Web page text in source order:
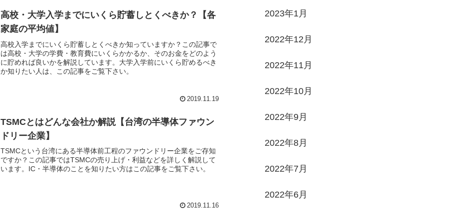
高校・大学入学までにいくら貯蓄しとくべきか？【各
家庭の平均値】
高校入学までにいくら貯蓄しとくべきか知っていますか？この記事で
は高校・大学の学費・教育費にいくらかかるか、そのお金をどのよう
に貯めれば良いかを解説しています。大学入学前にいくら貯めるべき
か知りたい人は、この記事をご覧下さい。
2019.11.19
TSMCとはどんな会社か解説【台湾の半導体ファウン
ドリー企業】
TSMCという台湾にある半導体前工程のファウンドリー企業をご存知
ですか？この記事ではTSMCの売り上げ・利益などを詳しく解説して
います。IC・半導体のことを知りたい方はこの記事をご覧下さい。
2019.11.16
2023年1月
2022年12月
2022年11月
2022年10月
2022年9月
2022年8月
2022年7月
2022年6月